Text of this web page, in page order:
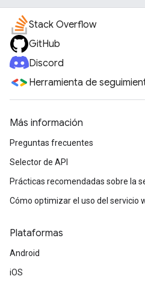
Stack Overflow
GitHub
Discord
Herramienta de
Más información
Preguntas frecuentes
Selector de API
Prácticas recomendadas sobre la
Cómo optimizar el uso del servicio
Plataformas
Android
iOS